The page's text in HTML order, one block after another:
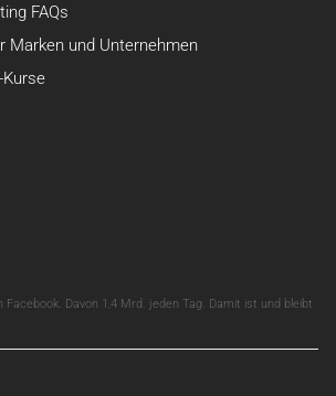
FAQs
Marken und Unternehmen
Davon 1,4 Mrd. jeden Tag. Damit ist und bleibt